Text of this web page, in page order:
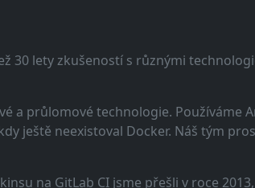
30 lety zkušeností s různými
a průlomové technologie. Používáme
ještě neexistoval Docker. Náš tým
na GitLab CI jsme přešli v roce